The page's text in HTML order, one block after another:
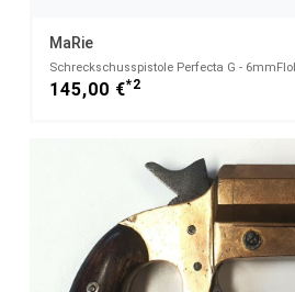
MaRie
Schreckschusspistole Perfecta G -
145,00 €*2